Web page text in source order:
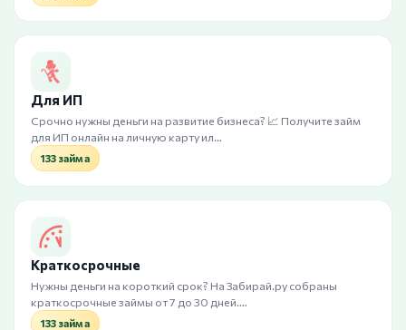
Для ИП
Срочно нужны деньги на развитие бизнеса? 📈 Получите займ
для ИП онлайн на личную карту ил…
133 займа
Краткосрочные
Нужны деньги на короткий срок? На Забирай.ру собраны
краткосрочные займы от 7 до 30 дней.…
133 займа